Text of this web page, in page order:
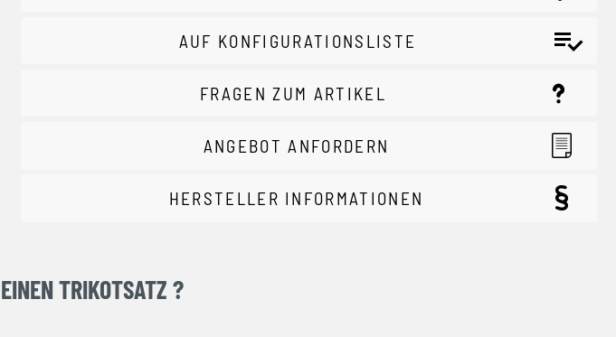
AUF KONFIGURATIONSLISTE
FRAGEN ZUM ARTIKEL
ANGEBOT ANFORDERN
HERSTELLER INFORMATIONEN
TRIKOTSATZ ?